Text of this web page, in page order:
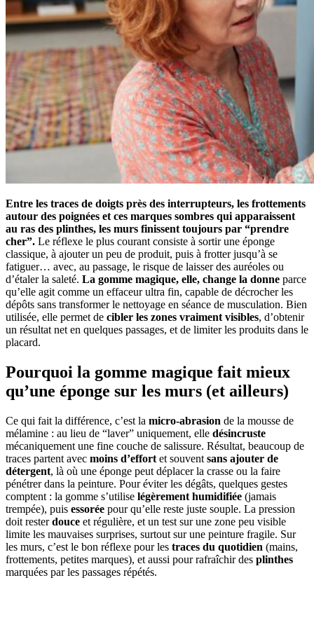
Entre les traces de doigts près des interrupteurs, les frottements
autour des poignées et ces marques sombres qui apparaissent
au ras des plinthes, les murs finissent toujours par “prendre
cher”. Le réflexe le plus courant consiste à sortir une éponge
classique, à ajouter un peu de produit, puis à frotter jusqu’à se
fatiguer… avec, au passage, le risque de laisser des auréoles ou
d’étaler la saleté. La gomme magique, elle, change la donne parce
qu’elle agit comme un effaceur ultra fin, capable de décrocher les
dépôts sans transformer le nettoyage en séance de musculation. Bien
utilisée, elle permet de cibler les zones vraiment visibles, d’obtenir
un résultat net en quelques passages, et de limiter les produits dans le
placard.
Pourquoi la gomme magique fait mieux
qu’une éponge sur les murs (et ailleurs)
Ce qui fait la différence, c’est la micro-abrasion de la mousse de
mélamine : au lieu de “laver” uniquement, elle désincruste
mécaniquement une fine couche de salissure. Résultat, beaucoup de
traces partent avec moins d’effort et souvent sans ajouter de
détergent, là où une éponge peut déplacer la crasse ou la faire
pénétrer dans la peinture. Pour éviter les dégâts, quelques gestes
comptent : la gomme s’utilise légèrement humidifiée (jamais
trempée), puis essorée pour qu’elle reste juste souple. La pression
doit resterdouce et régulière, et un test sur une zone peu visible
limite les mauvaises surprises, surtout sur une peinture fragile. Sur
les murs, c’est le bon réflexe pour les traces du quotidien (mains,
frottements, petites marques), et aussi pour rafraîchir des plinthes
marquées par les passages répétés.